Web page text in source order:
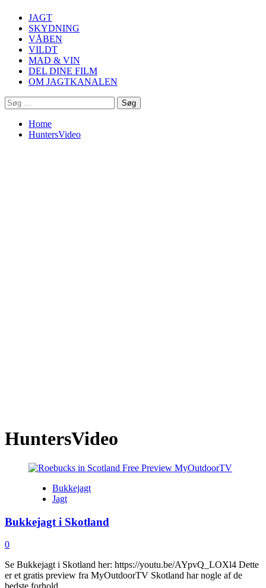
JAGT
SKYDNING
VÅBEN
VILDT
MAD & VIN
DEL DINE FILM
OM JAGTKANALEN
Søg
efter:
Home
HuntersVideo
HuntersVideo
Bukkejagt
Jagt
Bukkejagt i Skotland
0
Se Bukkejagt i Skotland her: https://youtu.be/AYpvQ_LOXl4 Dette
er et gratis preview fra MyOutdoorTV Skotland har nogle af de